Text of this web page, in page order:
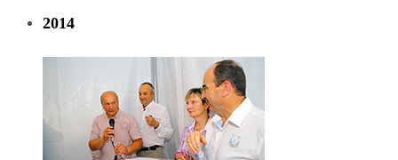
2014